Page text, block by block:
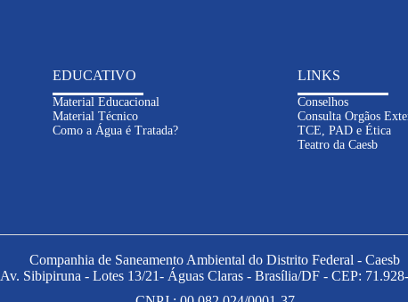
EDUCATIVO
Material Educacional
Material Técnico
Como a Água é Tratada?
LINKS
Conselhos
Consulta Orgãos
TCE, PAD e Ética
Teatro da Caesb
Companhia de Saneamento Ambiental do Distrito Federal - Caesb
Av. Sibipiruna - Lotes 13/21- Águas Claras - Brasília/DF - CEP: